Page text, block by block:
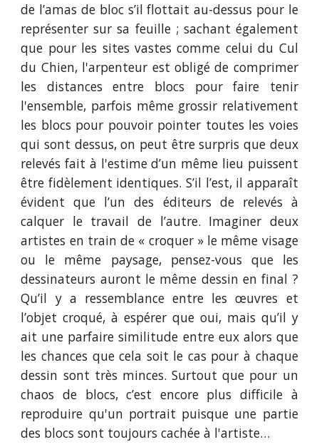
de l’amas de bloc s’il flottait au-dessus pour le
représenter sur sa feuille ; sachant également
que pour les sites vastes comme celui du Cul
du Chien, l'arpenteur est obligé de comprimer
les distances entre blocs pour faire tenir
l'ensemble, parfois même grossir relativement
les blocs pour pouvoir pointer toutes les voies
qui sont dessus, on peut être surpris que deux
relevés fait à l'estime d’un même lieu puissent
être fidèlement identiques. S’il l’est, il apparaît
évident que l’un des éditeurs de relevés à
calquer le travail de l’autre. Imaginer deux
artistes en train de « croquer » le même visage
ou le même paysage, pensez-vous que les
dessinateurs auront le même dessin en final ?
Qu’il y a ressemblance entre les œuvres et
l’objet croqué, à espérer que oui, mais qu’il y
ait une parfaire similitude entre eux alors que
les chances que cela soit le cas pour à chaque
dessin sont très minces. Surtout que pour un
chaos de blocs, c’est encore plus difficile à
reproduire qu'un portrait puisque une partie
des blocs sont toujours cachée à l'artiste…